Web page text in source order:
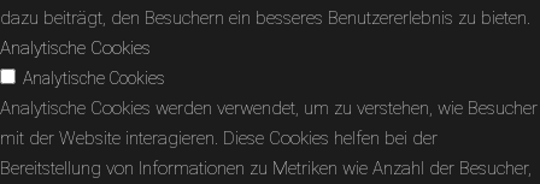
dazu beiträgt, den Besuchern ein besseres Benutzererlebnis zu bieten.
Analytische Cookies
Analytische Cookies
Analytische Cookies werden verwendet, um zu verstehen, wie Besucher
mit der Website interagieren. Diese Cookies helfen bei der
Bereitstellung von Informationen zu Metriken wie Anzahl der Besucher,